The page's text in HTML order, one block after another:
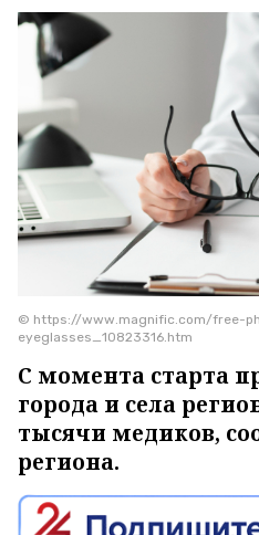
© https://www.magnific.com/free-
eyeglasses_10823316.htm
С момента старта
города и села
тысячи медиков,
региона.